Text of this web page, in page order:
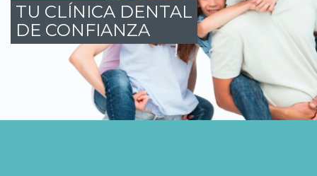
TU CLÍNICA DENTAL
DE CONFIANZA